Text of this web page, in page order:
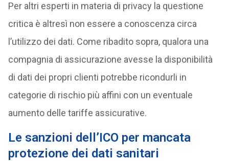
Per altri esperti in materia di privacy la questione
critica è altresì non essere a conoscenza circa
l’utilizzo dei dati. Come ribadito sopra, qualora una
compagnia di assicurazione avesse la disponibilità
di dati dei propri clienti potrebbe ricondurli in
categorie di rischio più affini con un eventuale
aumento delle tariffe assicurative.
Le sanzioni dell’ICO per mancata
protezione dei dati sanitari